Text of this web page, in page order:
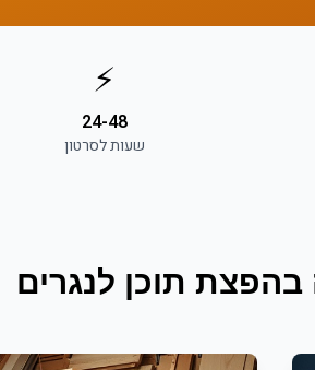
⚡
24-48
שעות לסרטון
בהפצת תוכן לנגרים